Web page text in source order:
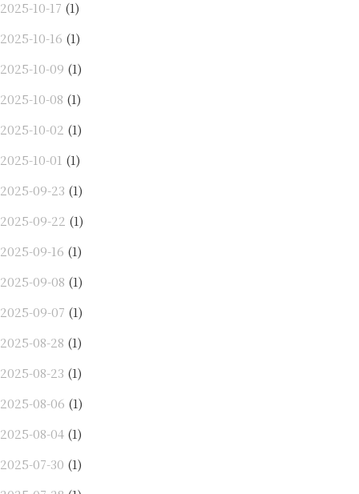
2025-10-17 (1)
2025-10-16 (1)
2025-10-09 (1)
2025-10-08 (1)
2025-10-02 (1)
2025-10-01 (1)
2025-09-23 (1)
2025-09-22 (1)
2025-09-16 (1)
2025-09-08 (1)
2025-09-07 (1)
2025-08-28 (1)
2025-08-23 (1)
2025-08-06 (1)
2025-08-04 (1)
2025-07-30 (1)